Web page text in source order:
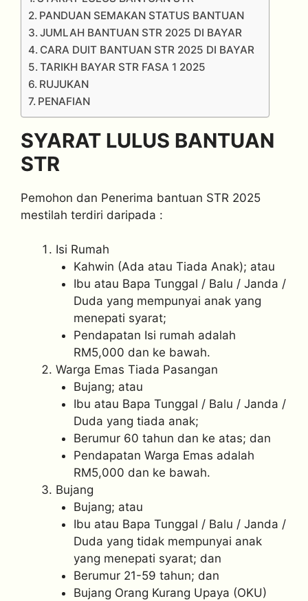
PANDUAN SEMAKAN STATUS BANTUAN
JUMLAH BANTUAN STR 2025 DI BAYAR
CARA DUIT BANTUAN STR 2025 DI BAYAR
TARIKH BAYAR STR FASA 1 2025
RUJUKAN
PENAFIAN
SYARAT LULUS BANTUAN
STR
Pemohon dan Penerima bantuan STR 2025
mestilah terdiri daripada :
Isi Rumah
Kahwin (Ada atau Tiada Anak); atau
Ibu atau Bapa Tunggal / Balu / Janda /
Duda yang mempunyai anak yang
menepati syarat;
Pendapatan Isi rumah adalah
RM5,000 dan ke bawah.
Warga Emas Tiada Pasangan
Bujang; atau
Ibu atau Bapa Tunggal / Balu / Janda /
Duda yang tiada anak;
Berumur 60 tahun dan ke atas; dan
Pendapatan Warga Emas adalah
RM5,000 dan ke bawah.
Bujang
Bujang; atau
Ibu atau Bapa Tunggal / Balu / Janda /
Duda yang tidak mempunyai anak
yang menepati syarat; dan
Berumur 21-59 tahun; dan
Bujang Orang Kurang Upaya (OKU)